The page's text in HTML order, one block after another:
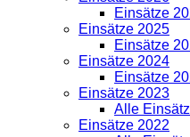
Einsätze
Einsätze 2025
Einsätze
Einsätze 2024
Einsätze
Einsätze 2023
Alle
Einsätze 2022